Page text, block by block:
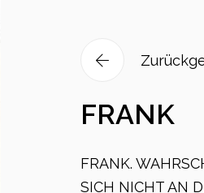
FRANK
️FRANK.
SICH NICHT AN